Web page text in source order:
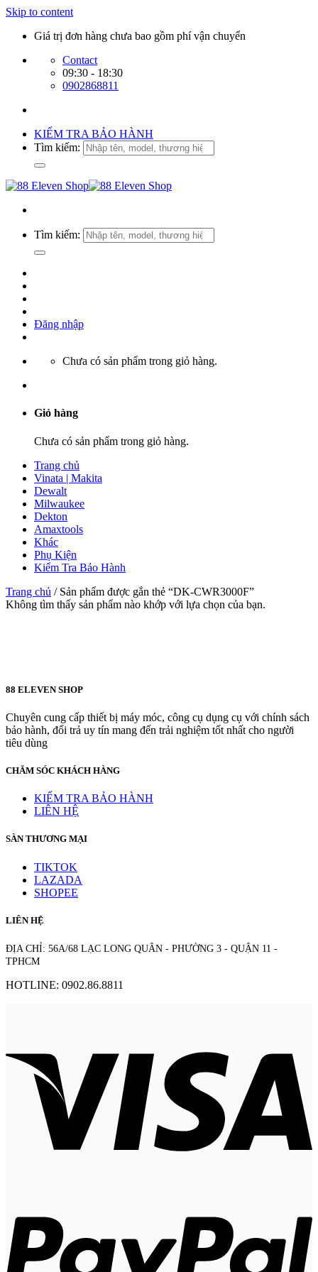
Skip to content
Giá trị đơn hàng chưa bao gồm phí vận chuyển
Contact
09:30 - 18:30
0902868811
KIỂM TRA BẢO HÀNH
Tìm kiếm:
Tìm kiếm:
Đăng nhập
Chưa có sản phẩm trong giỏ hàng.
Giỏ hàng
Chưa có sản phẩm trong giỏ hàng.
Trang chủ
Vinata | Makita
Dewalt
Milwaukee
Dekton
Amaxtools
Khác
Phụ Kiện
Kiểm Tra Bảo Hành
Trang chủ /Sản phẩm được gắn thẻ “DK-CWR3000F”
Không tìm thấy sản phẩm nào khớp với lựa chọn của bạn.
88 ELEVEN SHOP
Chuyên cung cấp thiết bị máy móc, công cụ dụng cụ với chính sách
bảo hành, đổi trả uy tín mang đến trải nghiệm tốt nhất cho người
tiêu dùng
CHĂM SÓC KHÁCH HÀNG
KIỂM TRA BẢO HÀNH
LIÊN HỆ
SÀN THƯƠNG MẠI
TIKTOK
LAZADA
SHOPEE
LIÊN HỆ
ĐỊA CHỈ: 56A/68 LẠC LONG QUÂN - PHƯỜNG 3 - QUẬN 11 -
TPHCM
HOTLINE: 0902.86.8811